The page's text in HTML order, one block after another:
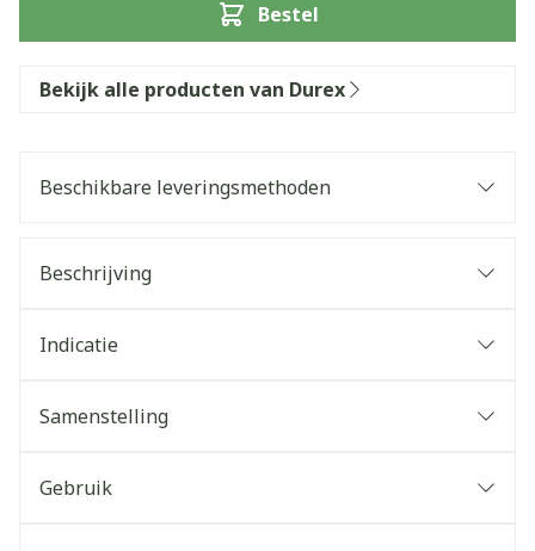
Bestel
Bekijk alle producten van Durex
Beschikbare leveringsmethoden
Beschrijving
Indicatie
Samenstelling
Gebruik